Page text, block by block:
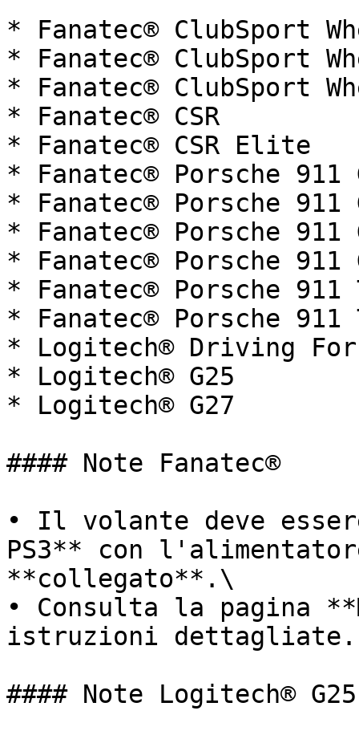
* Fanatec® ClubSport
* Fanatec® ClubSport
* Fanatec® ClubSport
* Fanatec® CSR
* Fanatec® CSR Elite
* Fanatec® Porsche 911
* Fanatec® Porsche 911
* Fanatec® Porsche 911
* Fanatec® Porsche 911
* Fanatec® Porsche 911
* Fanatec® Porsche 911
* Logitech® Driving
* Logitech® G25
* Logitech® G27
#### Note Fanatec®
• Il volante deve
PS3** con
**collegato**.\
• Consulta la pagina
istruzioni dettagliate.
#### Note Logitech® G25